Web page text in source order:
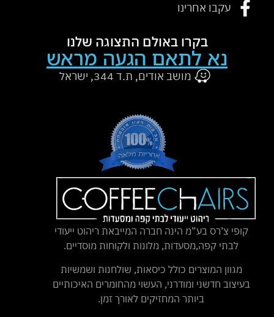
קופי צ’רס בע”מ הינה חברה המייבאת ריהוט ייעודי
לבתי קפה,מסעדות, מלונות ולקוחות מוסדיים.
מגוון המוצרים כולל כיסאות, שולחנות ושמשיות
בעיצוב חדשני ומודרני, העשוי מהחומרים האיכותיים
ביותר המחזיקים לאורך זמן.
עקבו אחרינו
בקרו באולם התצוגה שלנו
נא לתאם הגעה מראש
מושב אודים, ת.ד 344, ישראל